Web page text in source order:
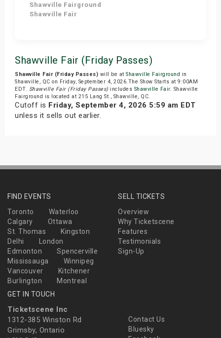
Shawville Fairground
Shawville Fair
Shawville Fair (Friday Passes)
Shawville Fair (Friday Passes) will be at Shawville Fairground in
Shawville, QC on Friday, September 4, 2026.The Show Starts at 9:00AM
EDT. Shawville Fair (Friday Passes) includes Shawville Fair. Shawville
Fairground is located at 215 Lang St., Shawville, QC.
Cutoff is Friday, September 4, 2026 5:59 am EDT
unless it sells out earlier.
FIND EVENTS
Toronto
Waterloo
Calgary
Ottawa
St. Thomas
Kingston
Delhi
London
Edmonton
Spencerville
Mississauga
Winnipeg
Vancouver
Kitchener
Burlington
Montreal
SELL TICKETS
Overview
Why Ticketscene
Features
Testimonials
Sign-Up
GET IN TOUCH
Ticketscene Inc
1312-385 Winston Rd
Grimsby, Ontario
Contact Us
Bluesky